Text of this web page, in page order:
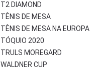
T2 DIAMOND
TÊNIS DE MESA
TÊNIS DE MESA NA EUROPA
TÓQUIO 2020
TRULS MOREGARD
WALDNER CUP